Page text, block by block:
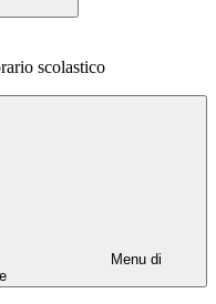
scolastico
Menu di